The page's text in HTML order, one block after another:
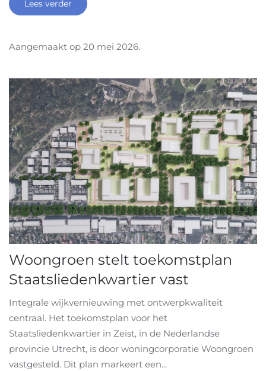
Lees verder
Aangemaakt op 20 mei 2026.
Woongroen stelt toekomstplan
Staatsliedenkwartier vast
Integrale wijkvernieuwing met ontwerpkwaliteit
centraal. Het toekomstplan voor het
Staatsliedenkwartier in Zeist, in de Nederlandse
provincie Utrecht, is door woningcorporatie Woongroen
vastgesteld. Dit plan markeert een...